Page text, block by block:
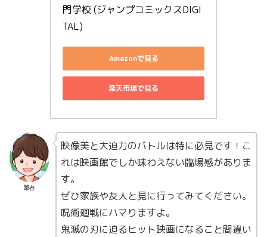
門学校 (ジャンプコミックスDIGI
TAL)
Amazonで見る
楽天市場で見る
筆者
映像美と大迫力のバトルは特に必見です！こ
れは映画館でしか味わえない臨場感がありま
す。
ぜひ家族や友人と見に行ってみてください。
呪術廻戦にハマりますよ。
鬼滅の刃に迫るヒット映画になること間違い